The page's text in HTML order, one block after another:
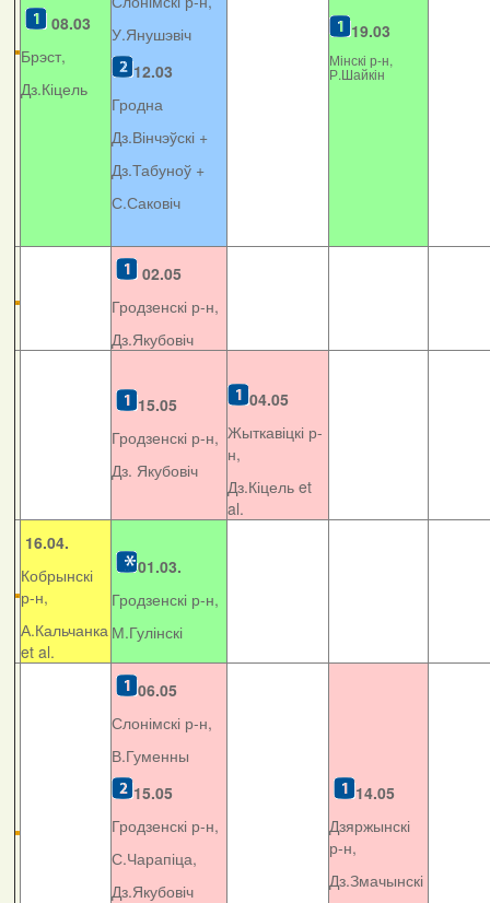
08.03
Брэст,
Дз.Кіцель
У.Янушэвіч
12.03
Гродна
Дз.Вінчэўскі +
Дз.Табуноў +
С.Саковіч
19.03
Мінскі р-н,
Р.Шайкін
02.05
Гродзенскі р-н,
Дз.Якубовіч
15.05
Гродзенскі р-н,
Дз. Якубовіч
04.05
Жыткавіцкі р-
н,
Дз.Кіцель et
al.
16.04.
Кобрынскі
р-н,
А.Кальчанка
et al.
01.03.
Гродзенскі р-н,
М.Гулінскі
06.05
Слонімскі р-н,
В.Гуменны
15.05
Гродзенскі р-н,
С.Чарапіца,
Дз.Якубовіч
14.05
Дзяржынскі
р-н,
Дз.Змачынскі